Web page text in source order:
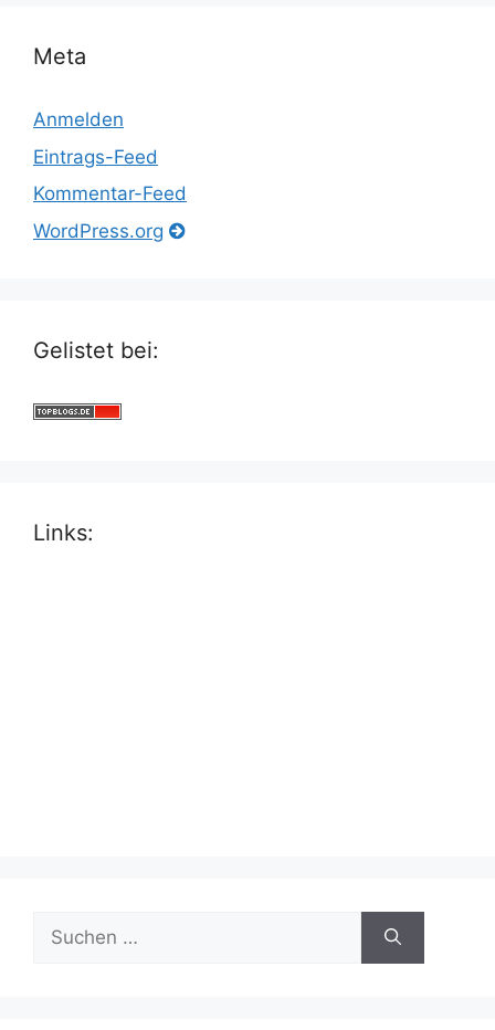
Meta
Anmelden
Eintrags-Feed
Kommentar-Feed
WordPress.org
Gelistet bei:
Links:
nach: